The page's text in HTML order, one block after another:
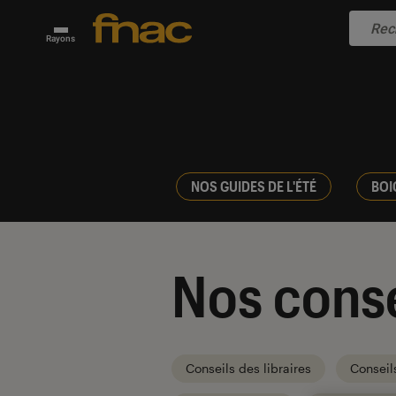
Rayons
NOS GUIDES DE L'ÉTÉ
Nos
Conseils des libraires